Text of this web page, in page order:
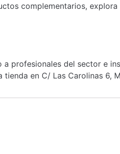
complementarios,
profesionales del sector e
en C/ Las Carolinas 6,